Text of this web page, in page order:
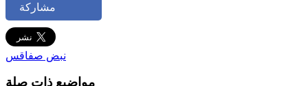
مشاركة
نبض صفاقس
مواضيع ذات صلة